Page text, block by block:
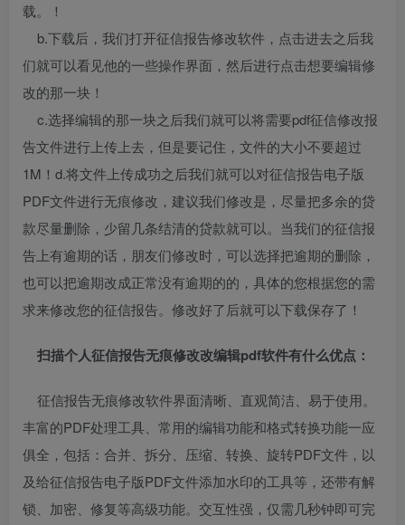
载。！
b.下载后，我们打开征信报告修改软件，点击进去之后我
们就可以看见他的一些操作界面，然后进行点击想要编辑修
改的那一块！
c.选择编辑的那一块之后我们就可以将需要pdf征信修改报
告文件进行上传上去，但是要记住，文件的大小不要超过
1M！d.将文件上传成功之后我们就可以对征信报告电子版
PDF文件进行无痕修改，建议我们修改是，尽量把多余的贷
款尽量删除，少留几条结清的贷款就可以。当我们的征信报
告上有逾期的话，朋友们修改时，可以选择把逾期的删除，
也可以把逾期改成正常没有逾期的的，具体的您根据您的需
求来修改您的征信报告。修改好了后就可以下载保存了！
扫描个人征信报告无痕修改改编辑pdf软件有什么优点 ：
征信报告无痕修改软件界面清晰、直观简洁、易于使用。
丰富的PDF处理工具、常用的编辑功能和格式转换功能一应
俱全，包括：合并、拆分、压缩、转换、旋转PDF文件，以
及给征信报告电子版PDF文件添加水印的工具等，还带有解
锁、加密、修复等高级功能。交互性强，仅需几秒钟即可完